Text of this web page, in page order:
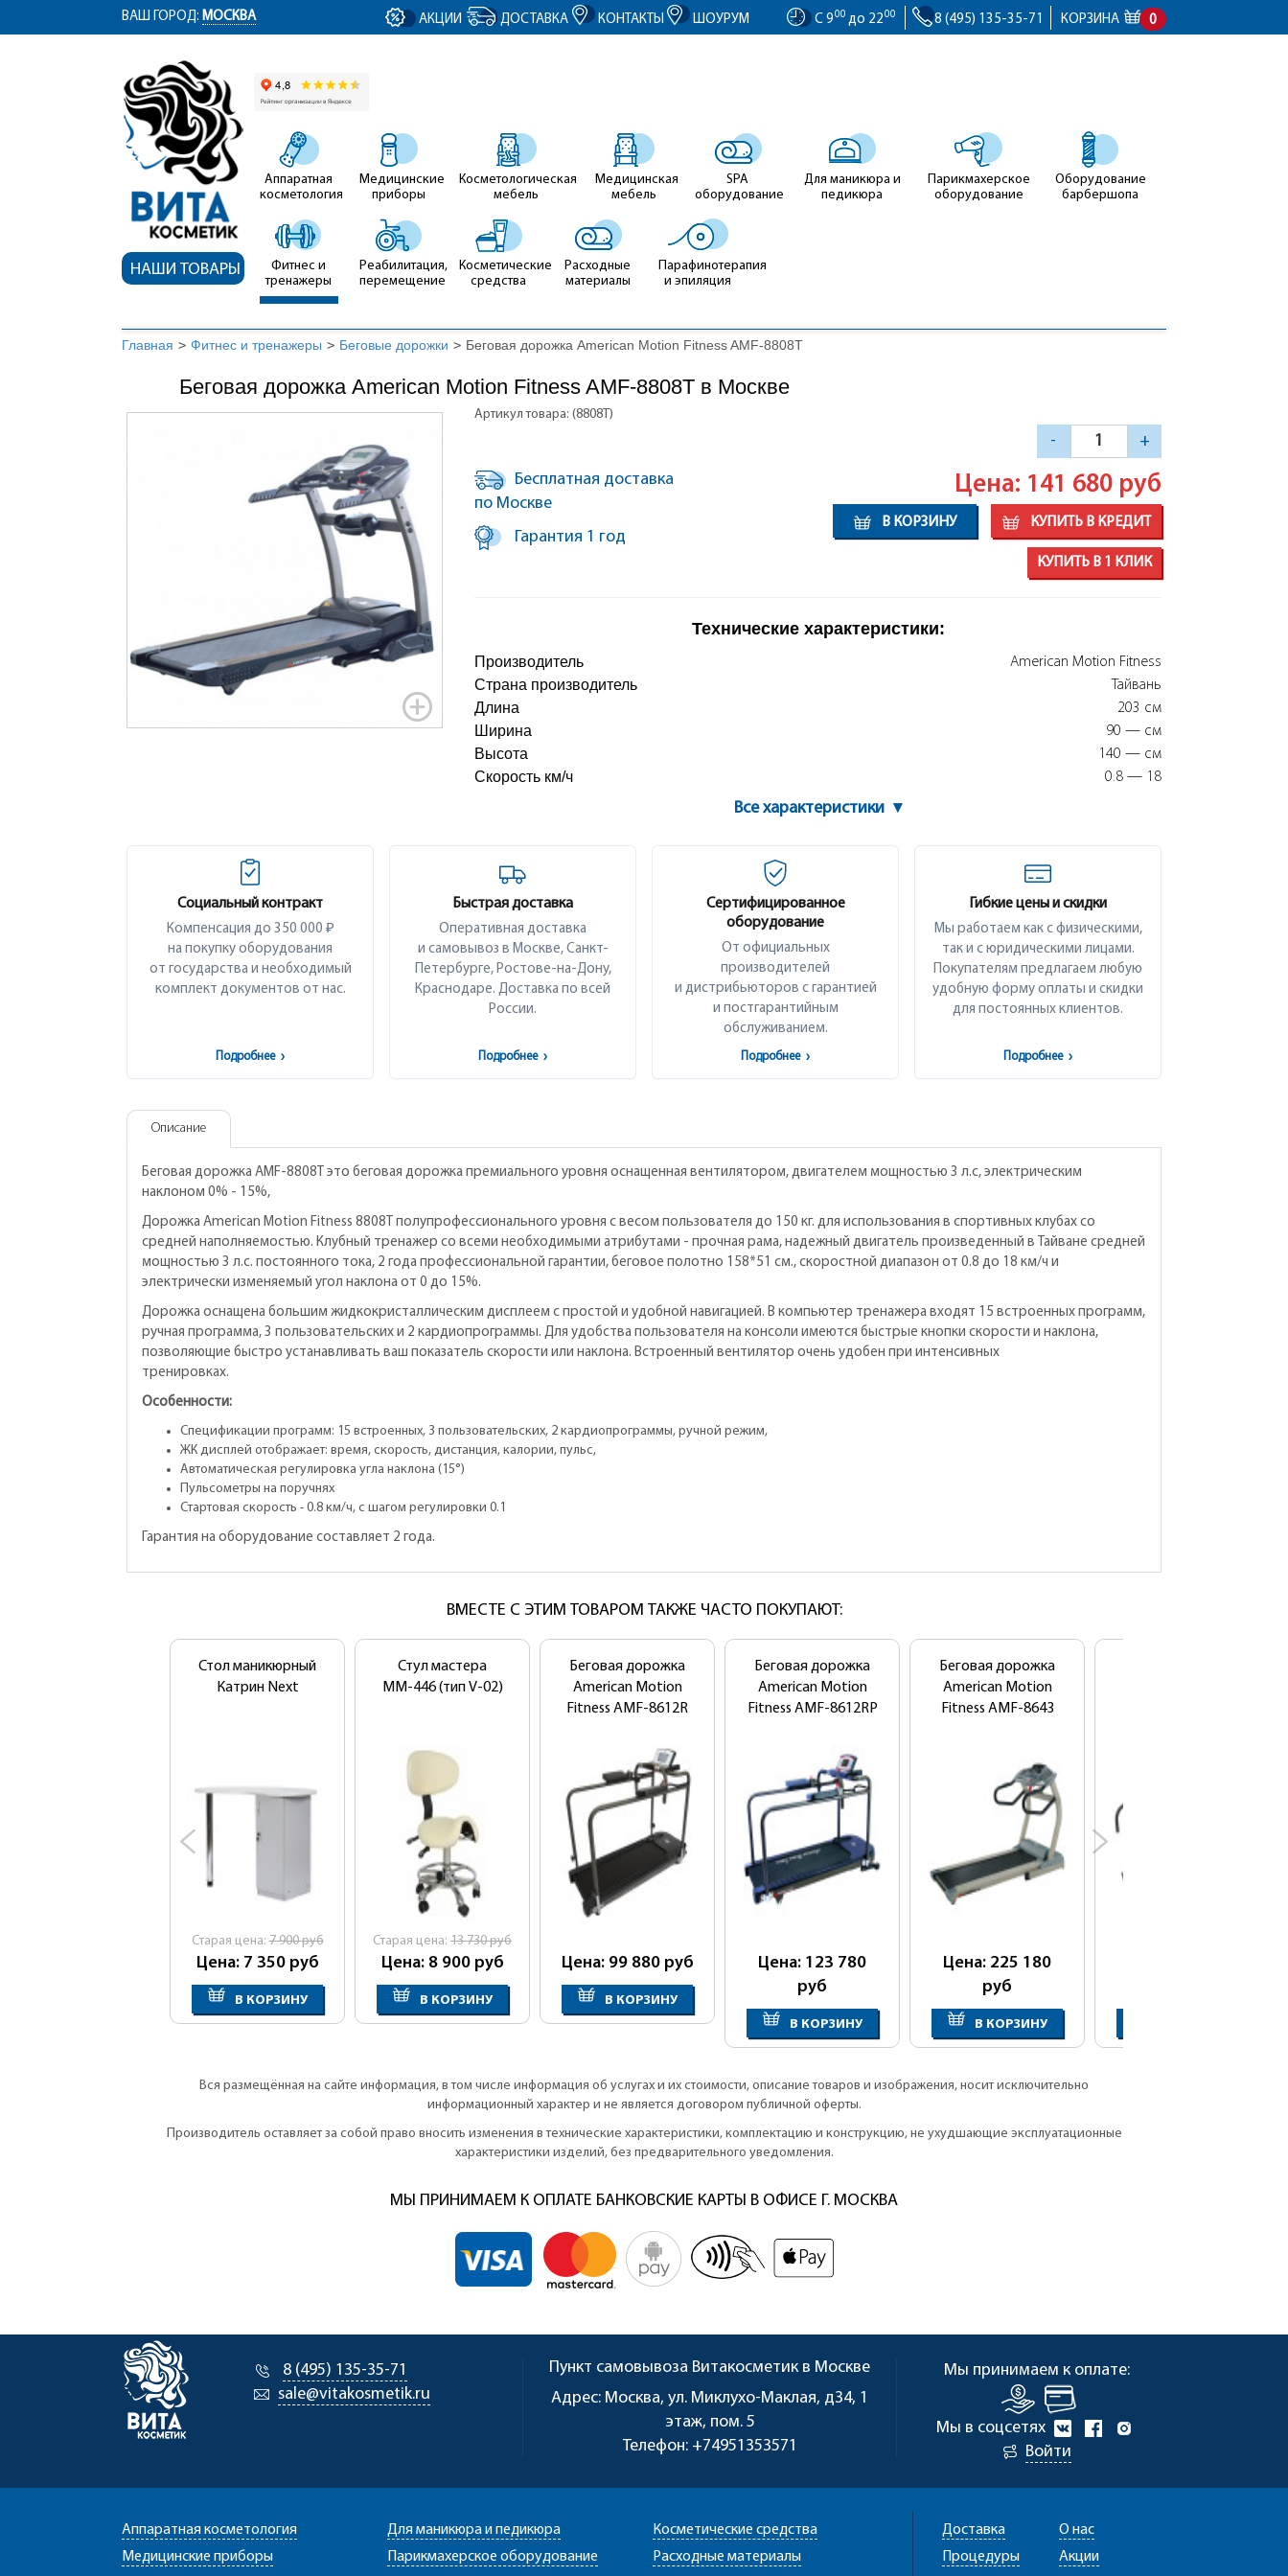
ym(12767704, 'getClientID', function(clientID) { document.getElementById('clientID').value = clientID; });
ВАШ ГОРОД: МОСКВА АКЦИИ ДОСТАВКА КОНТАКТЫ ШОУРУМ С 900 до 2200 8 (495) 135-35-71 КОРЗИНА 0
НАШИ ТОВАРЫ
Аппаратная
косметология
Медицинские
приборы
Косметологическая
мебель
Медицинская
мебель
SPA
оборудование
Для маникюра и
педикюра
Парикмахерское
оборудование
Оборудование
барбершопа
Фитнес и
тренажеры
Реабилитация,
перемещение
Косметические
средства
Расходные
материалы
Парафинотерапия
и эпиляция
Главная > Фитнес и тренажеры > Беговые дорожки > Беговая дорожка American Motion Fitness AMF-8808T
Беговая дорожка American Motion Fitness AMF-8808T в Москве
Артикул товара: (8808T)
- +
Бесплатная доставка
по Москве
Гарантия 1 год
Цена: 141 680 руб
В КОРЗИНУ КУПИТЬ В КРЕДИТ
КУПИТЬ В 1 КЛИК
Технические характеристики:
Производитель American Motion Fitness
Страна производитель Тайвань
Длина 203 см
Ширина 90 — см
Высота 140 — см
Скорость км/ч 0.8 — 18
Все характеристики ▾
Социальный контракт
Компенсация до 350 000 ₽
на покупку оборудования
от государства и необходимый
комплект документов от нас.
Подробнее ›
Быстрая доставка
Оперативная доставка
и самовывоз в Москве, Санкт-
Петербурге, Ростове-на-Дону,
Краснодаре. Доставка по всей
России.
Подробнее ›
Сертифицированное
оборудование
От официальных
производителей
и дистрибьюторов с гарантией
и постгарантийным
обслуживанием.
Подробнее ›
Гибкие цены и скидки
Мы работаем как с физическими,
так и с юридическими лицами.
Покупателям предлагаем любую
удобную форму оплаты и скидки
для постоянных клиентов.
Подробнее ›
Описание
Беговая дорожка AMF-8808Т это беговая дорожка премиального уровня оснащенная вентилятором, двигателем мощностью 3 л.с, электрическим
наклоном 0% - 15%,
Дорожка American Motion Fitness 8808T полупрофессионального уровня с весом пользователя до 150 кг. для использования в спортивных клубах со
средней наполняемостью. Клубный тренажер со всеми необходимыми атрибутами - прочная рама, надежный двигатель произведенный в Тайване средней
мощностью 3 л.с. постоянного тока, 2 года профессиональной гарантии, беговое полотно 158*51 см., скоростной диапазон от 0.8 до 18 км/ч и
электрически изменяемый угол наклона от 0 до 15%.
Дорожка оснащена большим жидкокристаллическим дисплеем с простой и удобной навигацией. В компьютер тренажера входят 15 встроенных программ,
ручная программа, 3 пользовательских и 2 кардиопрограммы. Для удобства пользователя на консоли имеются быстрые кнопки скорости и наклона,
позволяющие быстро устанавливать ваш показатель скорости или наклона. Встроенный вентилятор очень удобен при интенсивных
тренировках.
Особенности:
Спецификации программ: 15 встроенных, 3 пользовательских, 2 кардиопрограммы, ручной режим,
ЖК дисплей отображает: время, скорость, дистанция, калории, пульс,
Автоматическая регулировка угла наклона (15°)
Пульсометры на поручнях
Стартовая скорость - 0.8 км/ч, с шагом регулировки 0.1
Гарантия на оборудование составляет 2 года.
ВМЕСТЕ С ЭТИМ ТОВАРОМ ТАКЖЕ ЧАСТО ПОКУПАЮТ:
Стол маникюрный
Катрин Next
Cтарая цена:7 900руб
Цена: 7 350 руб
В КОРЗИНУ
Стул мастера
ММ-446 (тип V-02)
Cтарая цена: 13 730руб
Цена: 8 900 руб
В КОРЗИНУ
Беговая дорожка
American Motion
Fitness AMF-8612R
Цена: 99 880 руб
В КОРЗИНУ
Беговая дорожка
American Motion
Fitness AMF-8612RP
Цена: 123 780
руб
В КОРЗИНУ
Беговая дорожка
American Motion
Fitness AMF-8643
Цена: 225 180
руб
В КОРЗИНУ
Вся размещённая на сайте информация, в том числе информация об услугах и их стоимости, описание товаров и изображения, носит исключительно
информационный характер и не является договором публичной оферты.
Производитель оставляет за собой право вносить изменения в технические характеристики, комплектацию и конструкцию, не ухудшающие эксплуатационные
характеристики изделий, без предварительного уведомления.
МЫ ПРИНИМАЕМ К ОПЛАТЕ БАНКОВСКИЕ КАРТЫ В ОФИСЕ Г. МОСКВА
8 (495) 135-35-71
sale@vitakosmetik.ru
Пункт самовывоза Витакосметик в Москве
Адрес: Москва, ул. Миклухо-Маклая, д34, 1
этаж, пом. 5
Телефон: +74951353571
Мы принимаем к оплате:
Мы в соцсетях
Войти
Аппаратная косметология
Медицинские приборы
Для маникюра и педикюра
Парикмахерское оборудование
Косметические средства
Расходные материалы
Доставка
Процедуры
О нас
Акции